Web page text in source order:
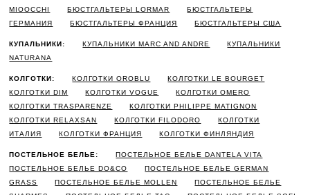
MIOOCCHI
БЮСТГАЛЬТЕРЫ LORMAR
БЮСТГАЛЬТЕРЫ
ГЕРМАНИЯ
БЮСТГАЛЬТЕРЫ ФРАНЦИЯ БЮСТГАЛЬТЕРЫ США
КУПАЛЬНИКИ: КУПАЛЬНИКИ MARC AND ANDRE
КУПАЛЬНИКИ
NATURANA
КОЛГОТКИ: КОЛГОТКИ OROBLU
КОЛГОТКИ LE BOURGET
КОЛГОТКИ DIM
КОЛГОТКИ VOGUE
КОЛГОТКИ OMERO
КОЛГОТКИ TRASPARENZE
КОЛГОТКИ PHILIPPE MATIGNON
КОЛГОТКИ RELAXSAN
КОЛГОТКИ FILODORO
КОЛГОТКИ
ИТАЛИЯ
КОЛГОТКИ ФРАНЦИЯ КОЛГОТКИ ФИНЛЯНДИЯ
ПОСТЕЛЬНОЕ БЕЛЬЕ:
ПОСТЕЛЬНОЕ БЕЛЬЕ DANTELA VITA
ПОСТЕЛЬНОЕ БЕЛЬЕ DO&CO
ПОСТЕЛЬНОЕ БЕЛЬЕ GERMAN
GRASS
ПОСТЕЛЬНОЕ БЕЛЬЕ MOLLEN
ПОСТЕЛЬНОЕ БЕЛЬЕ